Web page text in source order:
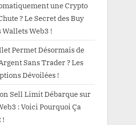
une Crypto
? Le Secret des Buy
Web3 !
Permet Désormais de
Sans Trader ? Les
Dévoilées !
Sell Limit Débarque sur
: Voici Pourquoi Ça
!